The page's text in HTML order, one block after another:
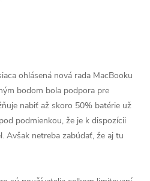
ohlásená nová rada MacBooku
bodom bola podpora pre
nabiť až skoro 50% batérie už
podmienkou, že je k dispozícii
Avšak netreba zabúdať, že aj tu